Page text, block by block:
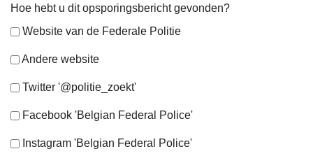
Hoe hebt u dit opsporingsbericht gevonden?
Website van de Federale Politie
Andere website
Twitter '@politie_zoekt'
Facebook 'Belgian Federal Police'
Instagram 'Belgian Federal Police'